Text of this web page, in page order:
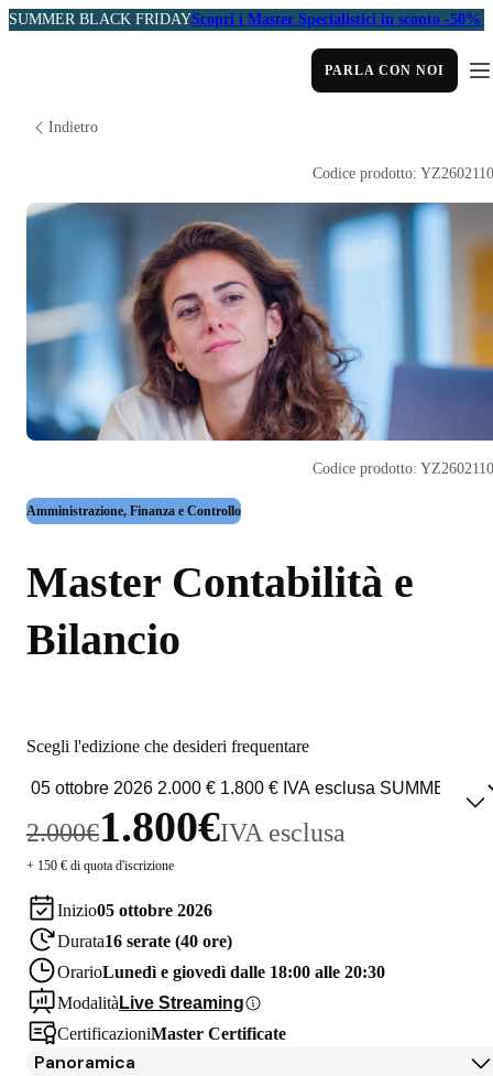
SUMMER BLACK FRIDAYScopri i Master Specialistici in sconto -50%
PARLA CON NOI
Indietro
Amministrazione, Finanza e Controllo
Master Contabilità e
Bilancio
Scegli l'edizione che desideri frequentare
2.000€1.800€IVA esclusa
+ 150 € di quota d'iscrizione
Inizio05 ottobre 2026
Durata16 serate (40 ore)
OrarioLunedì e giovedì dalle 18:00 alle 20:30
Modalità Live Streaming
CertificazioniMaster Certificate
Codice prodotto:
Codice prodotto:
Panoramica